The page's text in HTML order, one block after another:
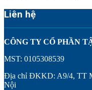
Liên hệ
CÔNG TY CỔ PHẦN
MST: 0105308539
Địa chỉ ĐKKD: A9/4, TT
Nội